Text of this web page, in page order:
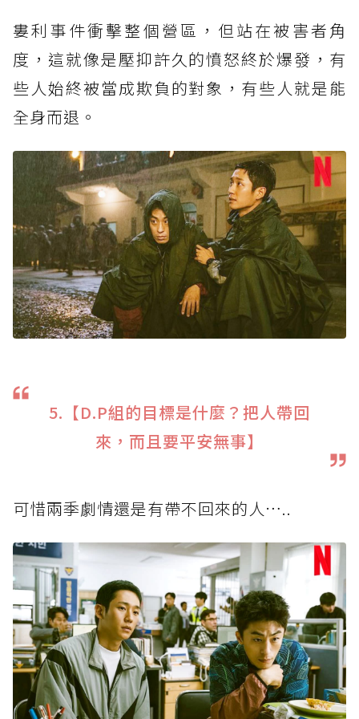
婁利事件衝擊整個營區，但站在被害者角
度，這就像是壓抑許久的憤怒終於爆發，有
些人始終被當成欺負的對象，有些人就是能
全身而退。
5.【D.P組的目標是什麼？把人帶回
來，而且要平安無事】
可惜兩季劇情還是有帶不回來的人…..